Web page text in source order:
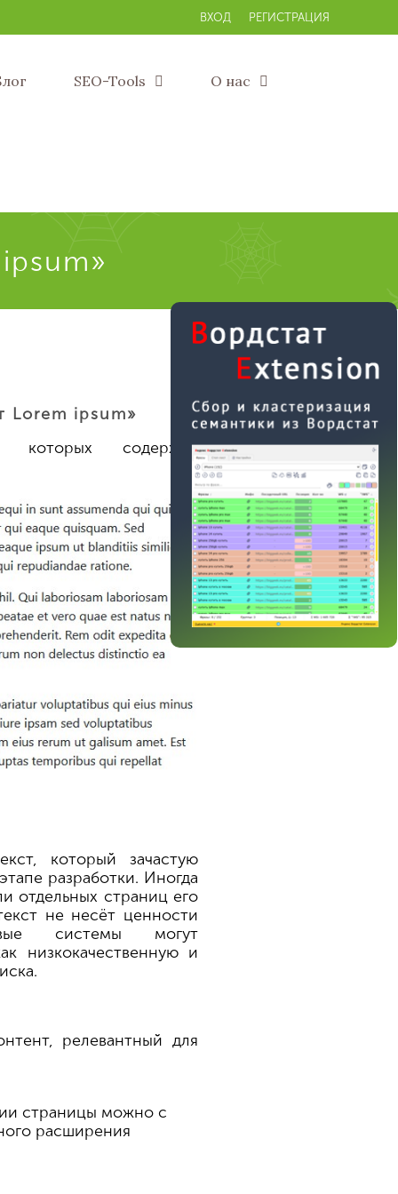
ВХОД РЕГИСТРАЦИЯ
SEO-Tools О нас
Lorem ipsum»
которых содержит
который зачастую
разработки. Иногда
отдельных страниц его
не несёт ценности
системы могут
низкокачественную и
релевантный для
страницы можно с
расширения